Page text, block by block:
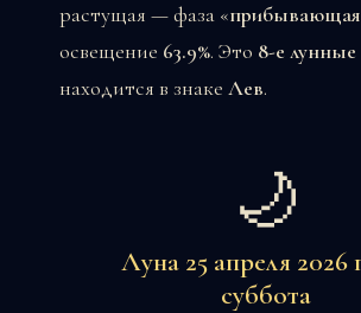
растущая — фаза «прибывающая
освещение 63.9%. Это 8-е лунные
находится в знаке Лев.
🌙
Луна 25 апреля 2026
суббота